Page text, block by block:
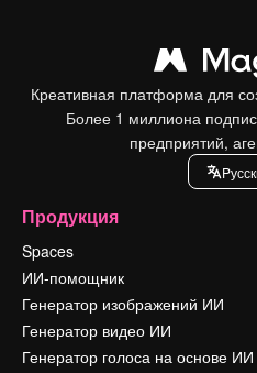
Креативная платформа для
Более 1 миллиона
предприятий,
Продукция
Spaces
ИИ-помощник
Генератор изображений ИИ
Генератор видео ИИ
Генератор голоса на основе ИИ